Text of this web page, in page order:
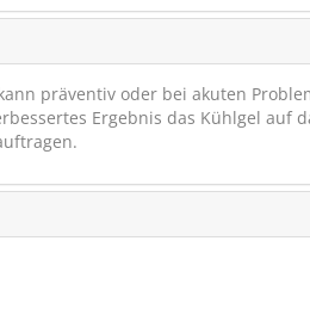
präventiv oder bei akuten
Ergebnis das Kühlgel auf